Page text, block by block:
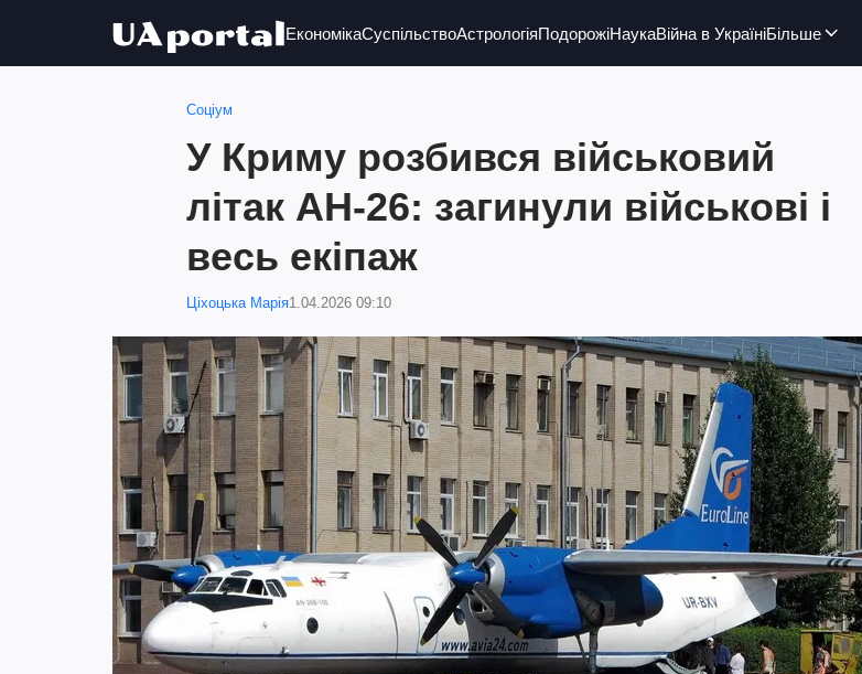
ЕкономікаСуспільствоАстрологіяПодорожіНаукаВійна в УкраїніБільше
Соціум
У Криму розбився військовий
літак АН-26: загинули військові і
весь екіпаж
Ціхоцька Марія1.04.2026 09:10